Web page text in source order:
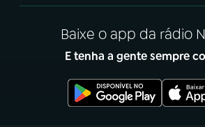
Baixe o app da rádio
E tenha a gente sempre